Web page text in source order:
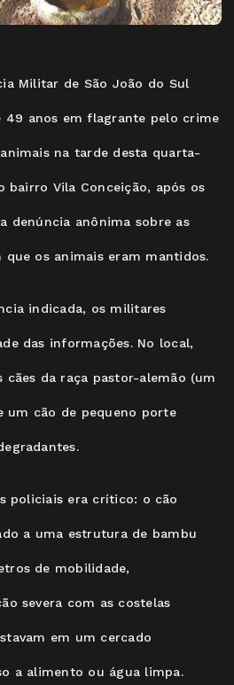
Militar de São João do Sul
49 anos em flagrante pelo crime
na tarde desta quarta-
bairro Vila Conceição, após os
denúncia anônima sobre as
que os animais eram mantidos.
indicada, os militares
das informações. No local,
da raça pastor-alemão (um
um cão de pequeno porte
policiais era crítico: o cão
a uma estrutura de bambu
de mobilidade,
severa com as costelas
em um cercado
a alimento ou água limpa.